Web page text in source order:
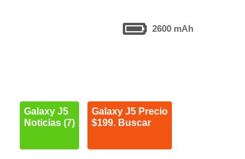
2600 mAh
Galaxy J5
Noticias (7)
Galaxy J5 Precio
$199. Buscar